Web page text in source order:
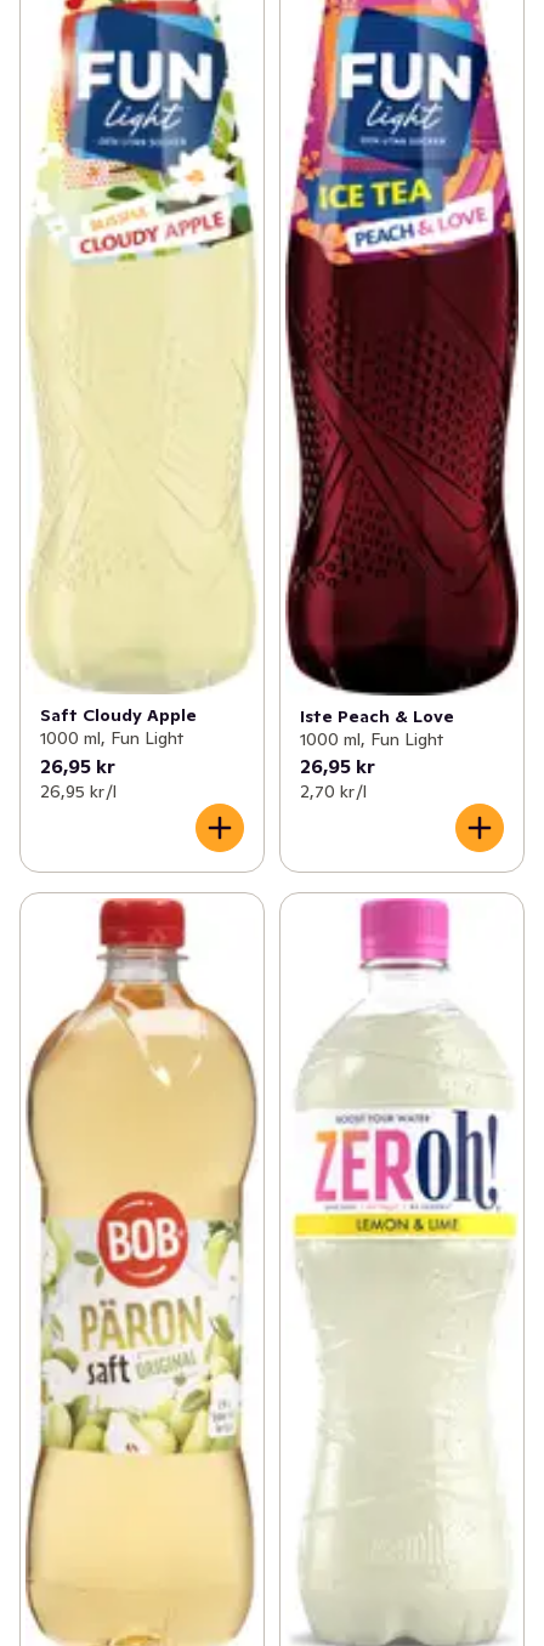
Saft Cloudy Apple
1000 ml, Fun Light
26,95 kr
26,95 kr /l
Iste Peach & Love
1000 ml, Fun Light
26,95 kr
2,70 kr /l